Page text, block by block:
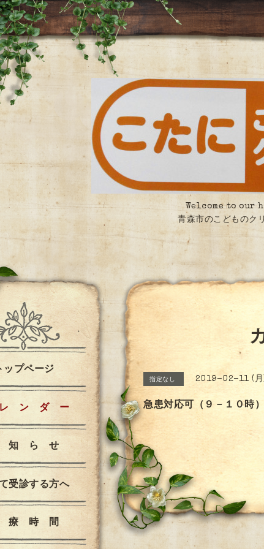
Welcome to our
青森市のこどものク
指定なし 2019-02-11 (月
急患対応可（９－１０時）
ップページ
ン ダ ー
知 ら せ
受診する方へ
療 時 間